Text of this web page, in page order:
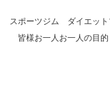
スポーツジム ダイエット
皆様お一人お一人の目